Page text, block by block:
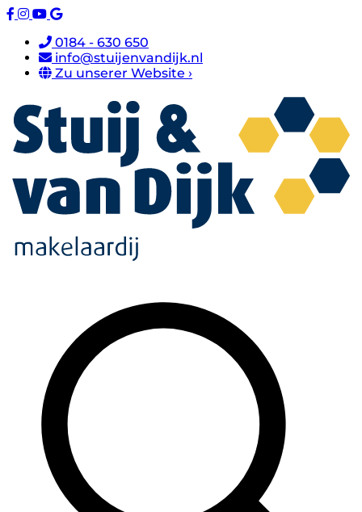
0184 - 630 650
info@stuijenvandijk.nl
Zu unserer Website ›